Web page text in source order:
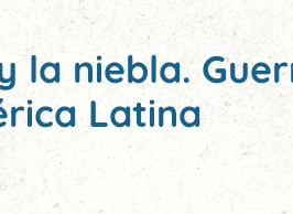
la niebla.
Latina